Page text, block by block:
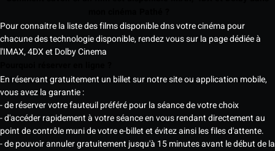
Pour connaitre la liste des films disponible dns votre cinéma pour
chacune des technologie disponible, rendez vous sur la page dédiée à
l'IMAX, 4DX et Dolby Cinema
En réservant gratuitement un billet sur notre site ou application mobile,
vous avez la garantie :
- de réserver votre fauteuil préféré pour la séance de votre choix
- d'accéder rapidement à votre séance en vous rendant directement au
point de contrôle muni de votre e-billet et évitez ainsi les files d'attente.
- de pouvoir annuler gratuitement jusqu'à 15 minutes avant le début de la